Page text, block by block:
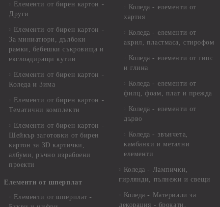
Елементи от бирен картон -
Други
Елементи от бирен картон -
За миниатюри, дълбоки
рамки, бебешки съкровища и
екслоадиращи кутии
Елементи от бирен картон -
Коледа и Зима
Елементи от бирен картон -
Тематични комплекти
Елементи от бирен картон -
Шейкър заготовки от бирен
картон за 3D картички,
албуми, ръчно израбоени
проекти
Елементи от шперплат
Елементи от шперплат -
Коледа - елементи от
хартия
Коледа - елементи от
акрил, пластмаса, стирофом
Коледа - елементи от гипс
и глина
Коледа - елементи от
филц, фоам, плат и прежда
Коледа - елементи от
дърво
Коледа - звънчета,
камбанки и метални
елементи
Коледа - Лампички,
гирлянди, пълнежи и свещи
Коледа - Материали за
декорация - брокати,